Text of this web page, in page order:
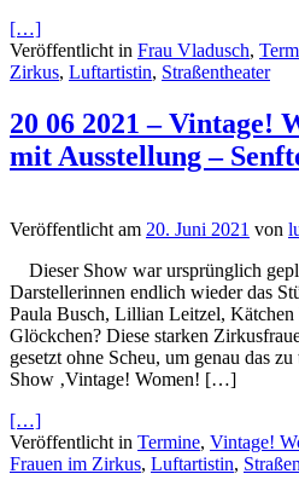
[…]
Veröffentlicht in Frau Vladusch,
Zirkus, Luftartistin, Straßentheater
20 06 2021 – Vintage!
mit Ausstellung –
Veröffentlicht am 20. Juni 2021 von
Dieser Show war ursprünglich
Darstellerinnen endlich wieder das
Paula Busch, Lillian Leitzel, Kätchen
Glöckchen? Diese starken
gesetzt ohne Scheu, um genau das
Show ‚Vintage! Women! […]
[…]
Veröffentlicht in Termine, Vintage!
Frauen im Zirkus, Luftartistin,